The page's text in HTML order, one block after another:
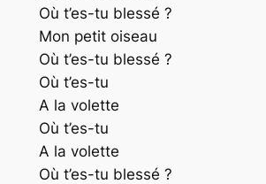
Où t’es-tu blessé ?
Mon petit oiseau
Où t’es-tu blessé ?
Où t’es-tu
A la volette
Où t’es-tu
A la volette
Où t’es-tu blessé ?